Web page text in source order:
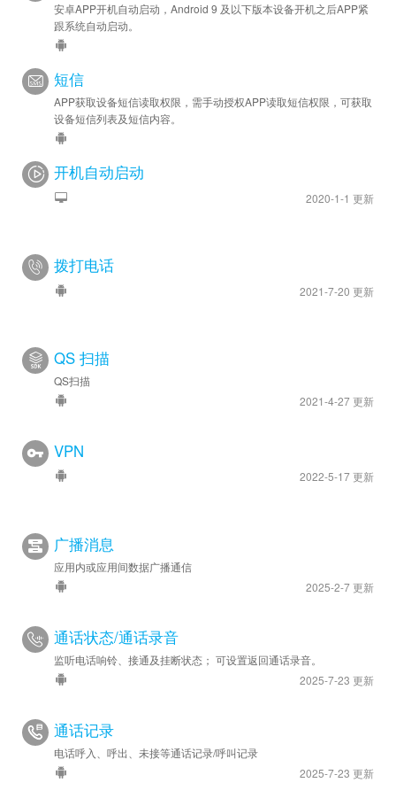
安卓APP开机自动启动，Android 9 及以下版本设备开机之后APP紧
跟系统自动启动。
短信
APP获取设备短信读取权限，需手动授权APP读取短信权限，可获取
设备短信列表及短信内容。
开机自动启动
2020-1-1 更新
拨打电话
2021-7-20 更新
QS 扫描
QS扫描
2021-4-27 更新
VPN
2022-5-17 更新
广播消息
应用内或应用间数据广播通信
2025-2-7 更新
通话状态/通话录音
监听电话响铃、接通及挂断状态； 可设置返回通话录音。
2025-7-23 更新
通话记录
电话呼入、呼出、未接等通话记录/呼叫记录
2025-7-23 更新